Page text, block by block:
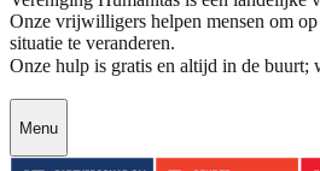
Onze vrijwilligers helpen mensen om
situatie te veranderen.
Onze hulp is gratis en altijd in de buurt;
Menu